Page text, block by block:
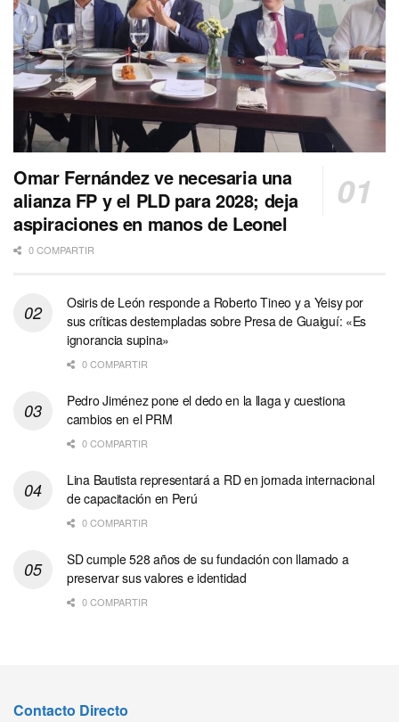
Omar Fernández ve necesaria una
alianza FP y el PLD para 2028; deja
aspiraciones en manos de Leonel
0 COMPARTIR
Osiris de León responde a Roberto Tineo y a Yeisy por
sus críticas destempladas sobre Presa de Guaiguí: «Es
ignorancia supina»
0 COMPARTIR
Pedro Jiménez pone el dedo en la llaga y cuestiona
cambios en el PRM
0 COMPARTIR
Lina Bautista representará a RD en jornada internacional
de capacitación en Perú
0 COMPARTIR
SD cumple 528 años de su fundación con llamado a
preservar sus valores e identidad
0 COMPARTIR
Contacto Directo